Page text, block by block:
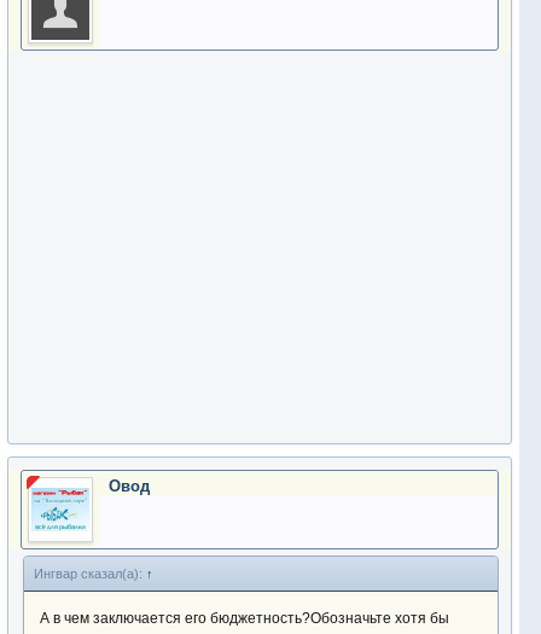
Овод
Ингвар сказал(а): ↑
А в чем заключается его бюджетность?Обозначьте хотя бы